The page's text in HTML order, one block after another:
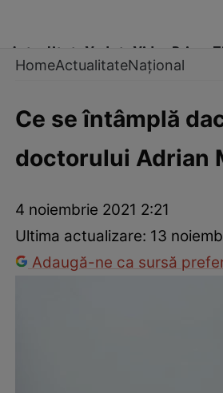
Actualitate Vedete Video Prime
InternaționalFapt divers
HomeActualitateNațional
Ce se întâmplă
doctorului Adrian
4 noiembrie 2021 2:21
Ultima actualizare: 13
Adaugă-ne ca sursă